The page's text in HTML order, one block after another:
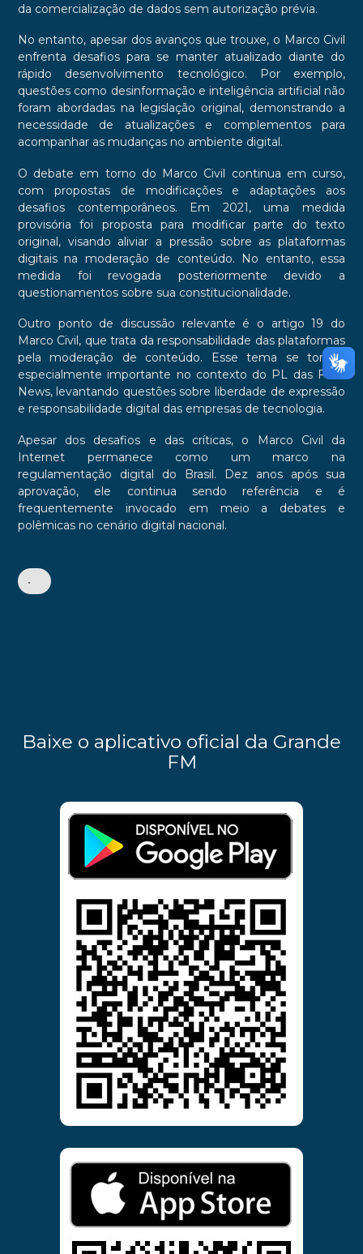
da comercialização de dados sem autorização prévia.
No entanto, apesar dos avanços que trouxe, o Marco Civil
enfrenta desafios para se manter atualizado diante do
rápido desenvolvimento tecnológico. Por exemplo,
questões como desinformação e inteligência artificial não
foram abordadas na legislação original, demonstrando a
necessidade de atualizações e complementos para
acompanhar as mudanças no ambiente digital.
O debate em torno do Marco Civil continua em curso,
com propostas de modificações e adaptações aos
desafios contemporâneos. Em 2021, uma medida
provisória foi proposta para modificar parte do texto
original, visando aliviar a pressão sobre as plataformas
digitais na moderação de conteúdo. No entanto, essa
medida foi revogada posteriormente devido a
questionamentos sobre sua constitucionalidade.
Outro ponto de discussão relevante é o artigo 19 do
Marco Civil, que trata da responsabilidade das plataformas
pela moderação de conteúdo. Esse tema se tornou
especialmente importante no contexto do PL das Fake
News, levantando questões sobre liberdade de expressão
e responsabilidade digital das empresas de tecnologia.
Apesar dos desafios e das críticas, o Marco Civil da
Internet permanece como um marco na
regulamentação digital do Brasil. Dez anos após sua
aprovação, ele continua sendo referência e é
frequentemente invocado em meio a debates e
polêmicas no cenário digital nacional.
•
Baixe o aplicativo oficial da Grande
FM